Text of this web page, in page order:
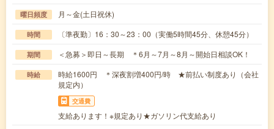
曜日頻度 月～金(土日祝休)
時間 〔準夜勤〕16：30～23：00（実働5時間45分、休憩45分）
期間 ＜急募＞即日～長期 ＊6月～7月～8月～開始日相談OK！
時給
時給1600円 ＊深夜割増400円/時 ★前払い制度あり（会社
規定内）
交通費
支給あります！※規定あり★ガソリン代支給あり